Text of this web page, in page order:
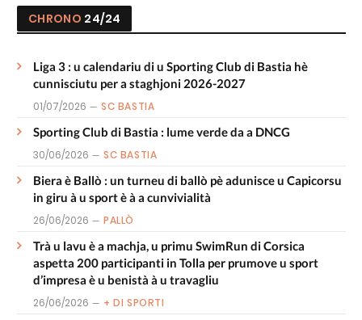
CHRONO 24/24
Liga 3 : u calendariu di u Sporting Club di Bastia hè
cunnisciutu per a staghjoni 2026-2027
01/07/2026 SC BASTIA
Sporting Club di Bastia : lume verde da a DNCG
30/06/2026 SC BASTIA
Biera è Ballò : un turneu di ballò pè adunisce u Capicorsu
in giru à u sport è à a cunvivialità
26/06/2026 PALLÒ
Trà u lavu è a machja, u primu SwimRun di Corsica
aspetta 200 participanti in Tolla per prumove u sport
d’impresa è u benistà à u travagliu
26/06/2026 + DI SPORTI